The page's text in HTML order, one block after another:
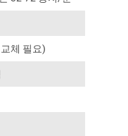
체 필요)